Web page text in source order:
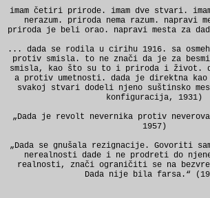
imam četiri prirode. imam dve stvari.
nerazum. priroda nema razum. napravi
priroda je beli orao. napravi mesta za
... dada se rodila u cirihu 1916. sa
protiv smisla. to ne znači da je za
smisla, kao što su to i priroda i život.
a protiv umetnosti. dada je direktna
svakoj stvari dodeli njeno suštinsko
konfiguracija, 1931)
„Dada je revolt nevernika protiv
1957)
„Dada se gnušala rezignacije. Govoriti
nerealnosti dade i ne prodreti do
realnosti, znači ograničiti se na
Dada nije bila farsa.“